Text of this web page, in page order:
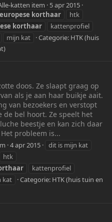
katten item
5 apr 2015
europese korthaar
htk
korthaar
kattenprofiel
mijn kat Categorie: HTK (huis
doos. Ze slaapt graag op
als je aan haar buikje aait.
van bezoekers en verstopt
de bel hoort. Ze speelt het
beestje en kan zich daar
probleem is...
4 apr 2015
dit is mijn kat
htk
kattenprofiel
kat Categorie: HTK (huis tuin en